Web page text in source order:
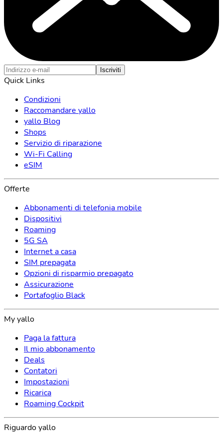
Iscriviti
Quick Links
Condizioni
Raccomandare yallo
yallo Blog
Shops
Servizio di riparazione
Wi-Fi Calling
eSIM
Offerte
Abbonamenti di telefonia mobile
Dispositivi
Roaming
5G SA
Internet a casa
SIM prepagata
Opzioni di risparmio prepagato
Assicurazione
Portafoglio Black
My yallo
Paga la fattura
Il mio abbonamento
Deals
Contatori
Impostazioni
Ricarica
Roaming Cockpit
Riguardo yallo